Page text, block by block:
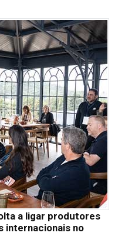
a ligar produtores
internacionais no